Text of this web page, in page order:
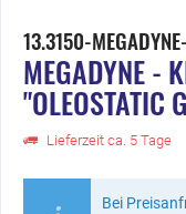
13.3150-
MEGADYNE -
"OLEOSTATIC
Lieferzeit ca. 5 Tage
Bei